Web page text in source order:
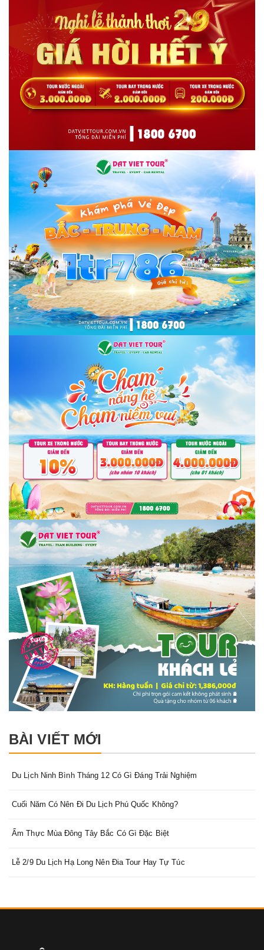
BÀI VIẾT MỚI
Du Lịch Ninh Bình Tháng 12 Có Gì Đáng Trải Nghiệm
Cuối Năm Có Nên Đi Du Lịch Phú Quốc Không?
Ẩm Thực Mùa Đông Tây Bắc Có Gì Đặc Biệt
Lễ 2/9 Du Lịch Hạ Long Nên Đia Tour Hay Tự Túc